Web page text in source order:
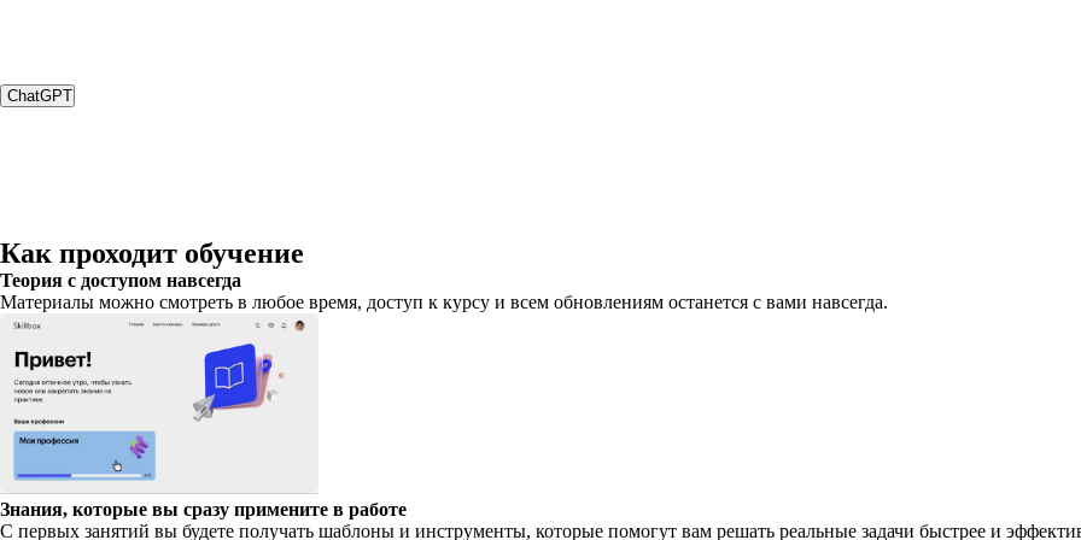
ChatGPT
Как проходит обучение
Теория с доступом навсегда
Материалы можно смотреть в любое время, доступ к курсу и всем обновлениям останется с вами навсегда.
Знания, которые вы сразу примените в работе
С первых занятий вы будете получать шаблоны и инструменты, которые помогут вам решать реальные задачи быстрее и